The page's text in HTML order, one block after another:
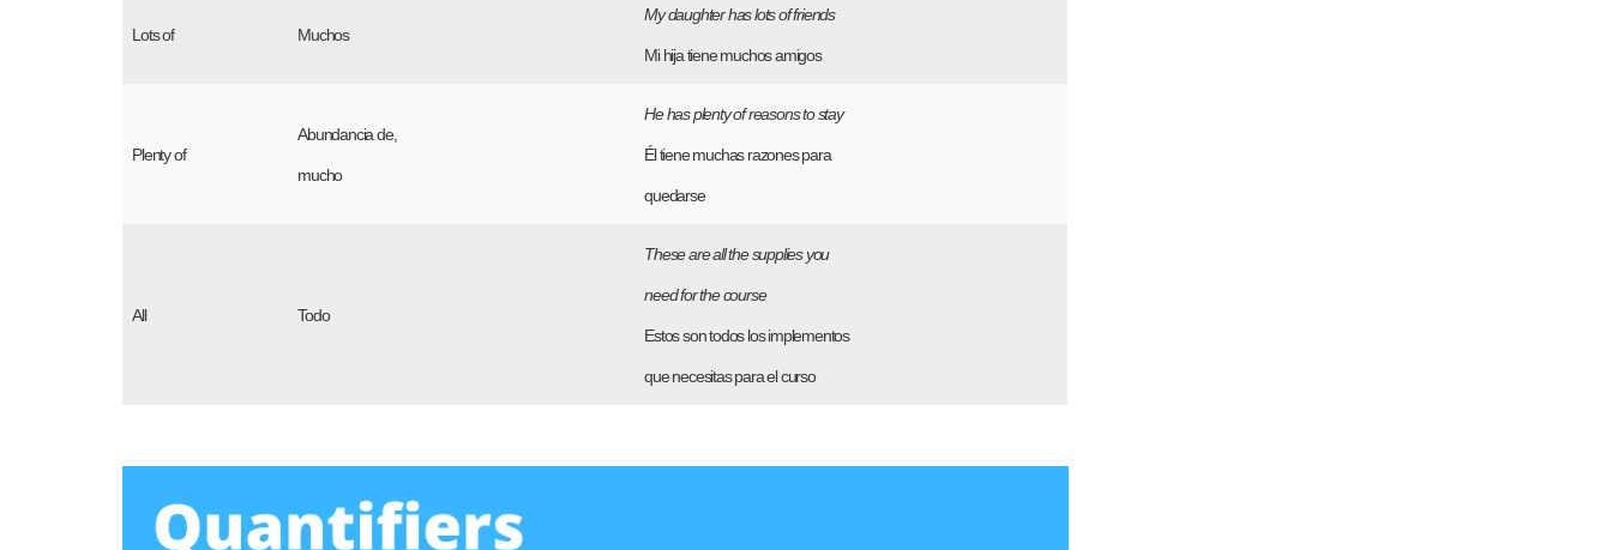
Lots of Muchos
My daughter has lots of friends
Mi hija tiene muchos amigos
Plenty of
Abundancia de,
mucho
He has plenty of reasons to stay
Él tiene muchas razones para
quedarse
All Todo
These are all the supplies you
need for the course
Estos son todos los implementos
que necesitas para el curso